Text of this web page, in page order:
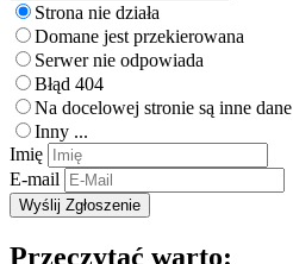
Strona nie działa
Domane jest przekierowana
Serwer nie odpowiada
Błąd 404
Na docelowej stronie są inne dane
Inny ...
Imię
E-mail
Przeczytać warto: